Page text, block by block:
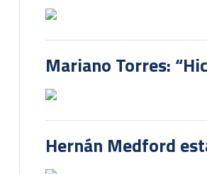
Mariano Torres:
Hernán Medford